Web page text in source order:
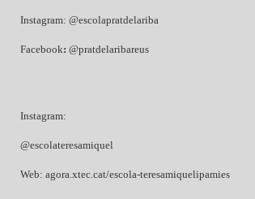
Instagram: @escolapratdelariba
Facebook: @pratdelaribareus
Instagram:
@escolateresamiquel
Web: agora.xtec.cat/escola-teresamiquelipamies